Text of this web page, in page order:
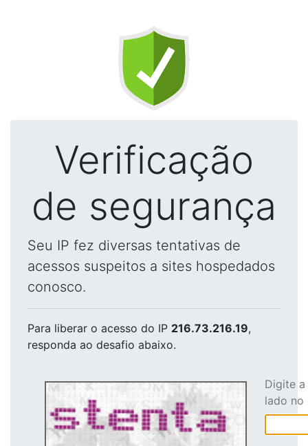
Verificação
de segurança
Seu IP fez diversas tentativas de
acessos suspeitos a sites hospedados
conosco.
Para liberar o acesso do IP 216.73.216.19,
responda ao desafio abaixo.
Digite
lado no